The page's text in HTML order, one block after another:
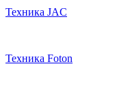
Техника JAC
Техника Foton